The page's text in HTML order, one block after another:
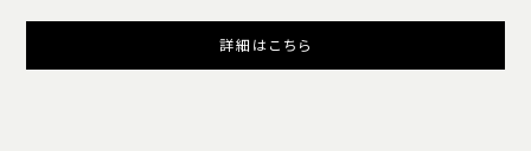
詳細はこちら